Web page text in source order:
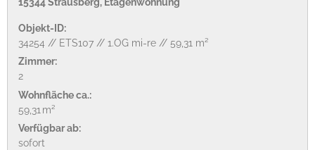
15344 Strausberg, Etagenwohnung
Objekt-ID:
34254 // ETS107 // 1.OG mi-re // 59,31 m²
Zimmer:
2
Wohnfläche ca.:
59,31 m²
Verfügbar ab:
sofort